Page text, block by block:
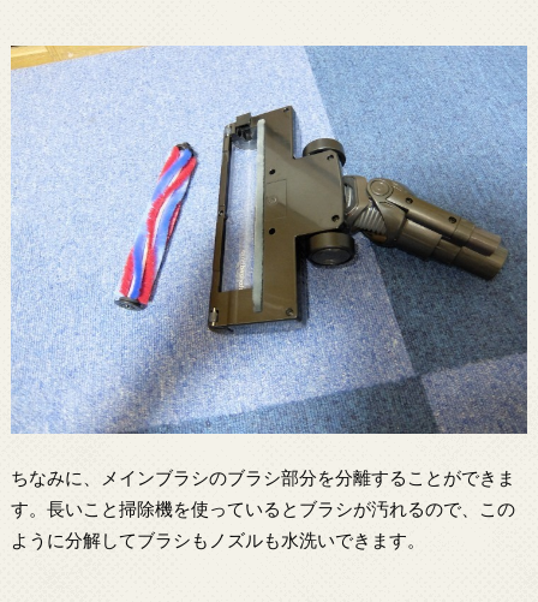
ちなみに、メインブラシのブラシ部分を分離することができま
す。長いこと掃除機を使っているとブラシが汚れるので、この
ように分解してブラシもノズルも水洗いできます。